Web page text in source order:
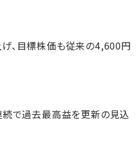
げ、目標株価も従来の4,600円
続で過去最高益を更新の見込